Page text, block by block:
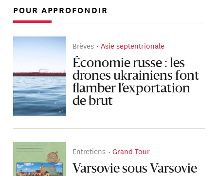
POUR APPROFONDIR
Brèves Asie septentrionale
Économie russe : les
drones ukrainiens font
flamber l’exportation
de brut
Entretiens Grand Tour
Varsovie sous Varsovie